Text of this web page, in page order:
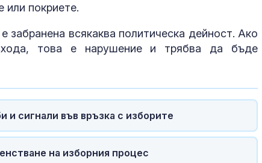
или покриете.
забранена всякаква политическа дейност. Ако
това е нарушение и трябва да бъде
и сигнали във връзка с изборите
на изборния процес
движението
пет трамвая от
до 30 август
Как се променят
костите с напредване
на възрастта?